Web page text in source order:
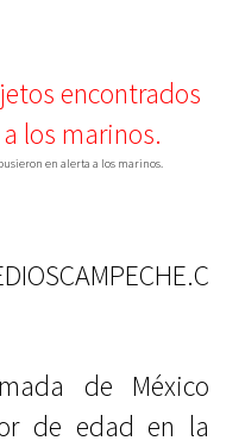
en alerta a los marinos.
de México
de edad en la